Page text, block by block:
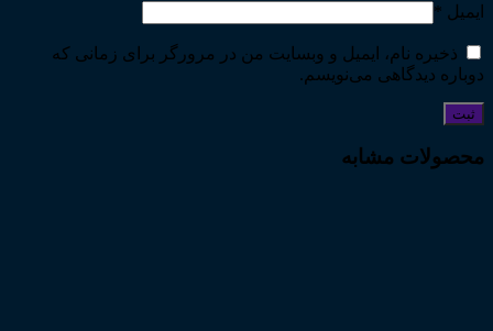
ایمیل *
ذخیره نام، ایمیل و وبسایت من در مرورگر برای زمانی که
دوباره دیدگاهی می‌نویسم.
محصولات مشابه